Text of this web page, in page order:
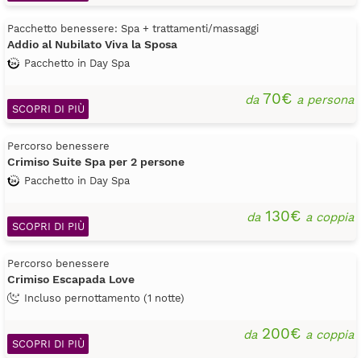
Pacchetto benessere: Spa + trattamenti/massaggi
Addio al Nubilato Viva la Sposa
Pacchetto in Day Spa
da70€ a persona
SCOPRI DI PIÙ
Percorso benessere
Crimiso Suite Spa per 2 persone
Pacchetto in Day Spa
da130€ a coppia
SCOPRI DI PIÙ
Percorso benessere
Crimiso Escapada Love
Incluso pernottamento (1 notte)
da200€ a coppia
SCOPRI DI PIÙ